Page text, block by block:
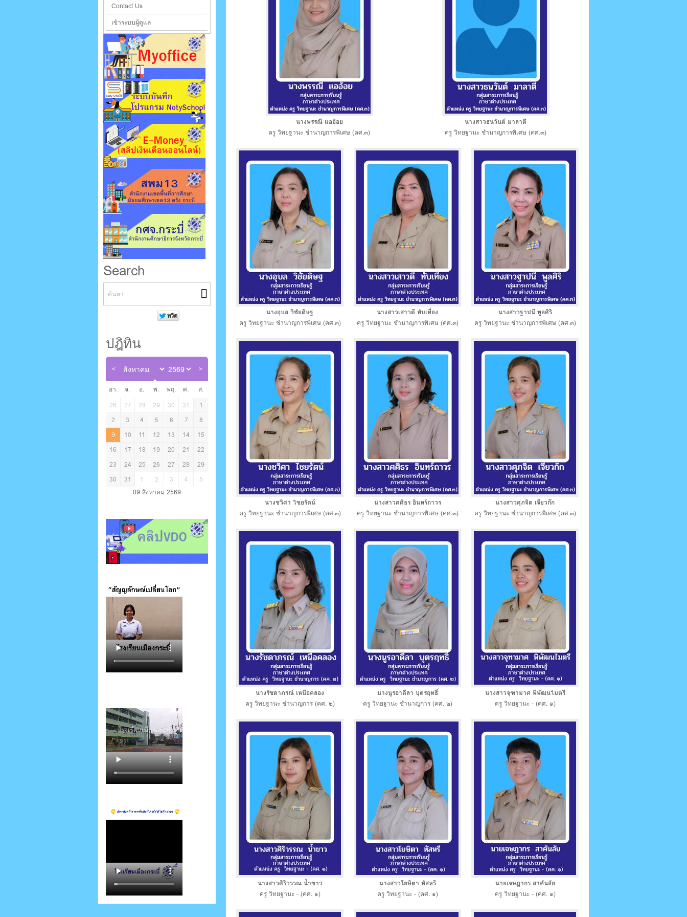
นางพรรณี แออ้อย
ครู วิทยฐานะ ชำนาญการพิเศษ (คศ.๓)
นางสาวธนวันต์ มาลาตี
ครู วิทยฐานะ ชำนาญการพิเศษ (คศ.๓)
นางอุบล วิชัยดิษฐ
ครู วิทยฐานะ ชำนาญการพิเศษ (คศ.๓)
นางสาวเสาวดี ทับเที่ยง
ครู วิทยฐานะ ชำนาญการพิเศษ (คศ.๓)
นางสาวฐาปนี พูลศิริ
ครู วิทยฐานะ ชำนาญการพิเศษ (คศ.๓)
นางชวิศา ไชยรัตน์
ครู วิทยฐานะ ชำนาญการพิเศษ (คศ.๓)
นางสาวศศิธร อินทร์ถาวร
ครู วิทยฐานะ ชำนาญการพิเศษ (คศ.๓)
นางสาวศุภจิต เจียวก๊ก
ครู วิทยฐานะ ชำนาญการพิเศษ (คศ.๓)
นางรัชดาภรณ์ เหนือคลอง
ครู วิทยฐานะ ชำนาญการ (คศ. ๒)
นางนูรอาดีลา บุตรฤทธิ์
ครู วิทยฐานะ ชำนาญการ (คศ. ๒)
นางสาวจุฑามาศ พิพัฒนไมตรี
ครู วิทยฐานะ - (คศ. ๑)
นางสาวศิริวรรณ น้ำขาว
ครู วิทยฐานะ - (คศ. ๑)
นางสาวโยษิตา หัสหรี
ครู วิทยฐานะ - (คศ. ๑)
นายเจษฎากร สาคันลัย
ครู วิทยฐานะ - (คศ. ๑)
Contact Us
เข้าระบบผู้ดูแล
Search
ปฎิทิน
อา. จ. อ. พ. พฤ. ศ.
ส.
26
27 28 29 30 31
1
2
3 4 5 6 7
8
9
10 11 12 13 14
15
16
17 18 19 20 21
22
23
24 25 26 27 28
29
30
31 1 2 3 4
5
09 สิงหาคม 2569